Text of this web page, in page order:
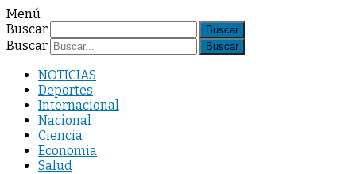
Menú
Buscar
Buscar
NOTICIAS
Deportes
Internacional
Nacional
Ciencia
Economia
Salud